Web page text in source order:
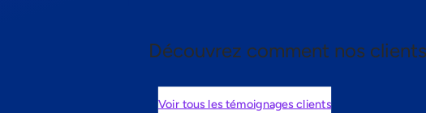
Découvrez comment nos
Voir tous les témoignages clients